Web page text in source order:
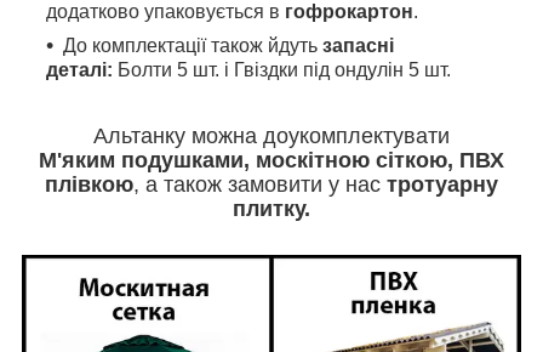
додатково упаковується в гофрокартон.
До комплектації також йдуть запасні
деталі: Болти 5 шт. і Гвіздки під ондулін 5 шт.
Альтанку можна доукомплектувати
М'яким подушками, москітною сіткою, ПВХ
плівкою, а також замовити у нас тротуарну
плитку.